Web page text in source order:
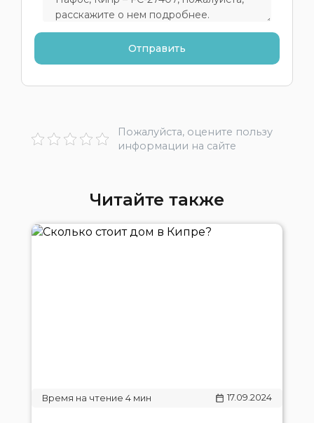
Пожалуйста, оцените пользу
информации на сайте
Читайте также
17.09.2024